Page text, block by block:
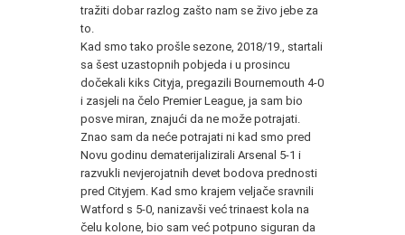
tražiti dobar razlog zašto nam se živo jebe za
to.
Kad smo tako prošle sezone, 2018/19., startali
sa šest uzastopnih pobjeda i u prosincu
dočekali kiks Cityja, pregazili Bournemouth 4-0
i zasjeli na čelo Premier League, ja sam bio
posve miran, znajući da ne može potrajati.
Znao sam da neće potrajati ni kad smo pred
Novu godinu dematerijalizirali Arsenal 5-1 i
razvukli nevjerojatnih devet bodova prednosti
pred Cityjem. Kad smo krajem veljače sravnili
Watford s 5-0, nanizavši već trinaest kola na
čelu kolone, bio sam već potpuno siguran da